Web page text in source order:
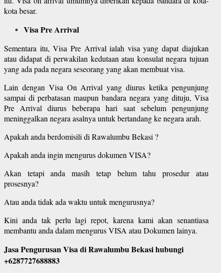
kota besar.
Visa Pre Arrival
Sementara itu, Visa Pre Arrival ialah visa yang dapat diajukan
atau didapat di perwakilan kedutaan atau konsulat negara tujuan
yang ada pada negara seseorang yang akan membuat visa.
Lain dengan Visa On Arrival yang diurus ketika pengunjung
sampai di perbatasan maupun bandara negara yang dituju, Visa
Pre Arrival diurus beberapa hari saat sebelum pengunjung
meninggalkan negara asalnya untuk bertandang ke negara arah.
Apakah anda berdomisili di Rawalumbu Bekasi ?
Apakah anda ingin mengurus dokumen VISA?
Akan tetapi anda masih tetap belum tahu prosedur atau
prosesnya?
Atau anda tidak ada waktu untuk mengurusnya?
Kini anda tak perlu lagi repot, karena kami akan senantiasa
membantu anda dalam mengurus VISA atau Dokumen lainya.
Jasa Pengurusan Visa di Rawalumbu Bekasi hubungi
+6287727688883